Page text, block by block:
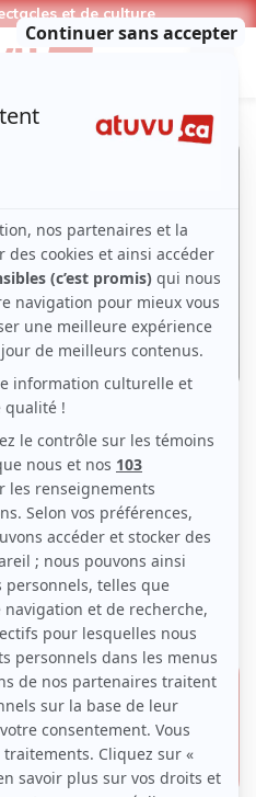
et de culture
Fung &
- Le sacre
14h30
| Salle
49.00 $
39.75 $